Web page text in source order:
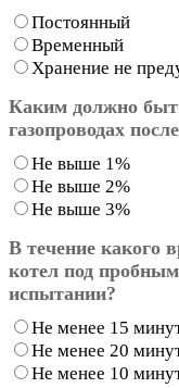
Постоянный
Временный
Хранение не
Каким должно
газопроводах
Не выше 1%
Не выше 2%
Не выше 3%
В течение какого
котел под
испытании?
Не менее 15
Не менее 20
Не менее 10